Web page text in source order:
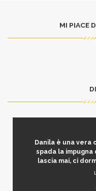
MI PIACE
Danila è una vera
spada la impugna
lascia mai, ci